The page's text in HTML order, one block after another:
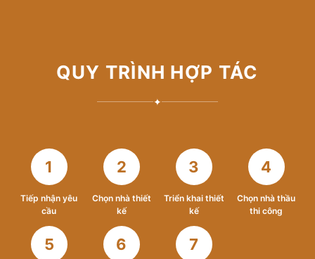
QUY TRÌNH HỢP TÁC
✦
1
Tiếp nhận yêu
cầu
2
Chọn nhà thiết
kế
3
Triển khai thiết
kế
4
Chọn nhà thầu
thi công
5 6 7